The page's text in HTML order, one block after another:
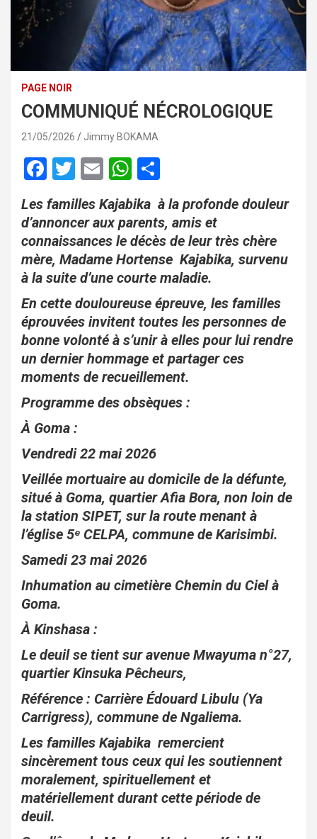
PAGE NOIR
COMMUNIQUÉ NÉCROLOGIQUE
21/05/2026 Jimmy BOKAMA
F
a
ce
b
o
o
k
T
wi
tt
er
E
m
ail
W
h
at
s
A
p
p
ar
ta
g
er
Les familles Kajabika à la profonde douleur
d’annoncer aux parents, amis et
connaissances le décès de leur très chère
mère, Madame Hortense Kajabika, survenu
à la suite d’une courte maladie.
En cette douloureuse épreuve, les familles
éprouvées invitent toutes les personnes de
bonne volonté à s’unir à elles pour lui rendre
un dernier hommage et partager ces
moments de recueillement.
Programme des obsèques :
À Goma :
Vendredi 22 mai 2026
Veillée mortuaire au domicile de la défunte,
situé à Goma, quartier Afia Bora, non loin de
la station SIPET, sur la route menant à
l’église 5ᵉ CELPA, commune de Karisimbi.
Samedi 23 mai 2026
Inhumation au cimetière Chemin du Ciel à
Goma.
À Kinshasa :
Le deuil se tient sur avenue Mwayuma n°27,
quartier Kinsuka Pêcheurs,
Référence : Carrière Édouard Libulu (Ya
Carrigress), commune de Ngaliema.
Les familles Kajabika remercient
sincèrement tous ceux qui les soutiennent
moralement, spirituellement et
matériellement durant cette période de
deuil.